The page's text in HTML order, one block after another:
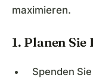
maximieren.
1. Planen
Spenden